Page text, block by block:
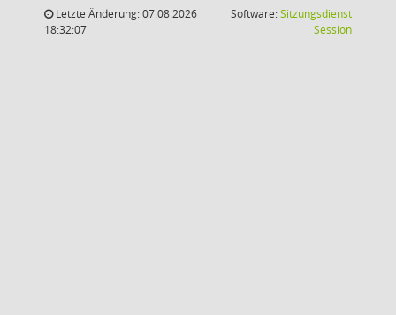
Letzte Änderung: 07.08.2026
18:32:07
Software:Sitzungsdienst
Session(Wird in